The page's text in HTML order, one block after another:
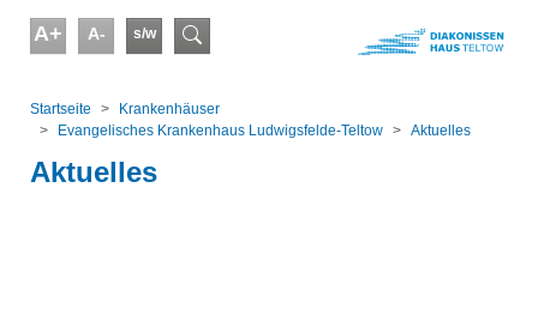
A+ A- s/w Suchformular
Startseite
Kranken­häuser
Evangelisches Krankenhaus Ludwigsfelde-Teltow
Aktuelles
Aktuelles